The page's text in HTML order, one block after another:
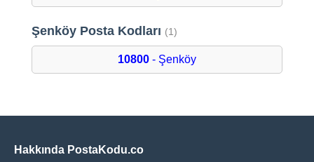
Şenköy Posta Kodları (1)
10800- Şenköy
Hakkında PostaKodu.co